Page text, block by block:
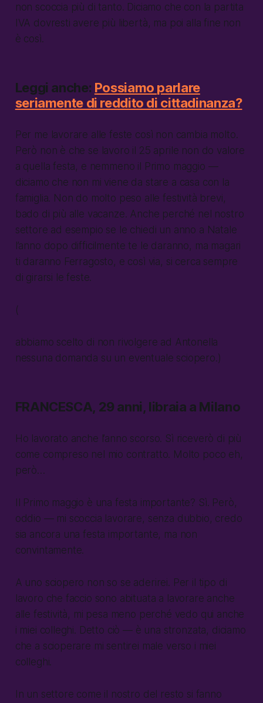
non scoccia più di tanto. Diciamo che con la partita
IVA dovresti avere più libertà, ma poi alla fine non
è così.
Leggi anche: Possiamo parlare
seriamente di reddito di cittadinanza?
Per me lavorare alle feste così non cambia molto.
Però non è che se lavoro il 25 aprile non do valore
a quella festa, e nemmeno il Primo maggio —
diciamo che non mi viene da stare a casa con la
famiglia. Non do molto peso alle festività brevi,
bado di più alle vacanze. Anche perché nel nostro
settore ad esempio se le chiedi un anno a Natale
l’anno dopo difficilmente te le daranno, ma magari
ti daranno Ferragosto, e così via, si cerca sempre
di girarsi le feste.
(
abbiamo scelto di non rivolgere ad Antonella
nessuna domanda su un eventuale sciopero.)
FRANCESCA, 29 anni, libraia a Milano
Ho lavorato anche l’anno scorso. Sì riceverò di più
come compreso nel mio contratto. Molto poco eh,
però…
Il Primo maggio è una festa importante? Sì. Però,
oddio — mi scoccia lavorare, senza dubbio, credo
sia ancora una festa importante, ma non
convintamente.
A uno sciopero non so se aderirei. Per il tipo di
lavoro che faccio sono abituata a lavorare anche
alle festività, mi pesa meno perché vedo qui anche
i miei colleghi. Detto ciò — è una stronzata, diciamo
che a scioperare mi sentirei male verso i miei
colleghi.
In un settore come il nostro del resto si fanno